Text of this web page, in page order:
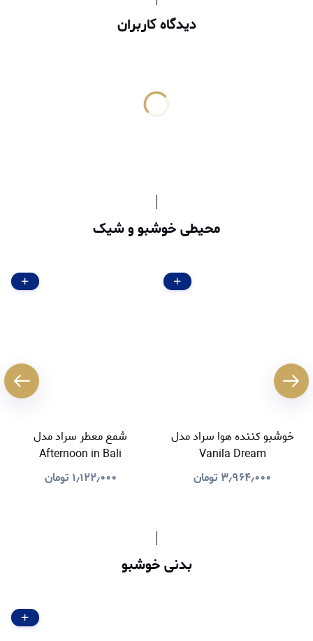
دیدگاه کاربران
محیطی خوشبو و شیک
خوشبو کننده هوا سراد مدل
Vanila Dream
۳٫۹۶۴٫۰۰۰ تومان
شمع معطر سراد مدل
Afternoon in Bali
۱٫۱۲۲٫۰۰۰ تومان
بدنی خوشبو